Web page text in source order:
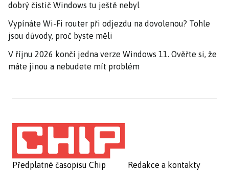
dobrý čistič Windows tu ještě nebyl
Vypínáte Wi-Fi router při odjezdu na dovolenou? Tohle
jsou důvody, proč byste měli
V říjnu 2026 končí jedna verze Windows 11. Ověřte si, že
máte jinou a nebudete mít problém
Předplatné časopisu Chip
Redakce a kontakty